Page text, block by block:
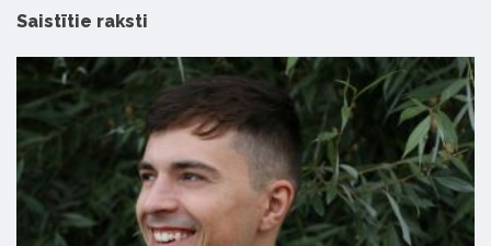
Saistītie raksti